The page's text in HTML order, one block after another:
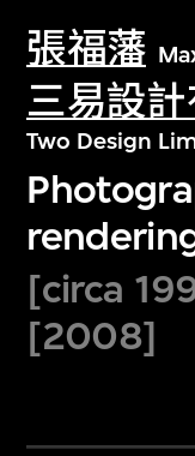
張福藩
三易設
Two Design
[circa
[2008]
文化藏品。